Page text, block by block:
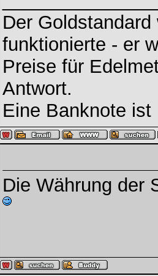
Der
funktionierte - er
Preise für
Antwort.
Eine Banknote
Die Währung der